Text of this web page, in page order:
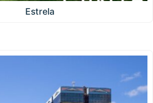
Estrela